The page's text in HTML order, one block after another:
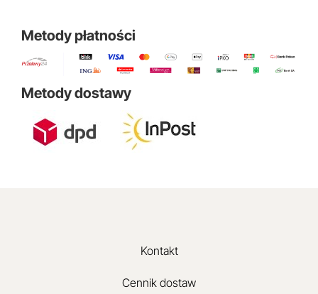
Metody płatności
Metody dostawy
Kontakt
Cennik dostaw